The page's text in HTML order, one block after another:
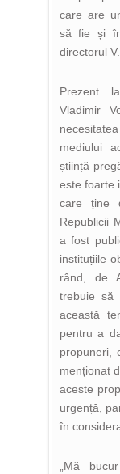
care are
să fie și în
directorul
Prezent
Vladimir
mediului
știință
este foarte
care ține
Republicii
a fost
instituțiile
rând, de
trebuie să
această
pentru a
propuneri,
menționat
aceste
urgență,
în
„Mă